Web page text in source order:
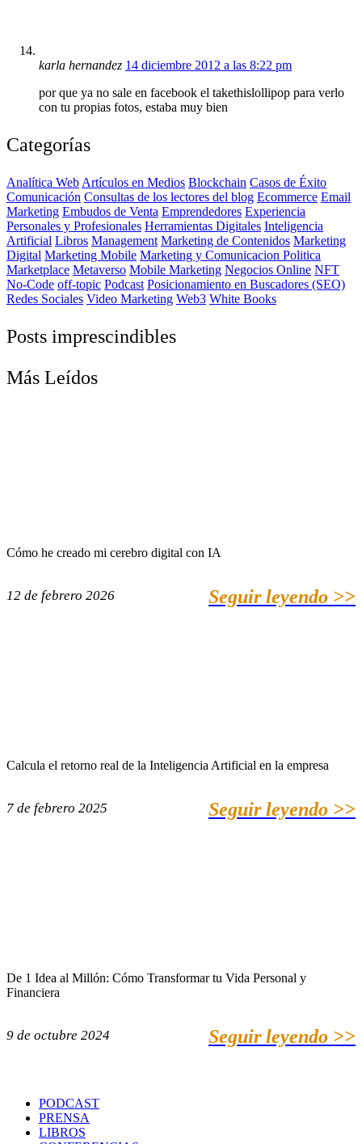
karla hernandez 14 diciembre 2012 a las 8:22 pm
por que ya no sale en facebook el takethislollipop para verlo
con tu propias fotos, estaba muy bien
Categorías
Analítica Web Artículos en Medios Blockchain Casos de Éxito
Comunicación Consultas de los lectores del blog Ecommerce Email
Marketing Embudos de Venta Emprendedores Experiencia
Personales y Profesionales Herramientas Digitales Inteligencia
Artificial Libros Management Marketing de Contenidos Marketing
Digital Marketing Mobile Marketing y Comunicacion Politica
Marketplace Metaverso Mobile Marketing Negocios Online NFT
No-Code off-topic Podcast Posicionamiento en Buscadores (SEO)
Redes Sociales Video Marketing Web3 White Books
Posts imprescindibles
Más Leídos
Cómo he creado mi cerebro digital con IA
12 de febrero 2026 Seguir leyendo >>
Calcula el retorno real de la Inteligencia Artificial en la empresa
7 de febrero 2025 Seguir leyendo >>
De 1 Idea al Millón: Cómo Transformar tu Vida Personal y
Financiera
9 de octubre 2024 Seguir leyendo >>
PODCAST
PRENSA
LIBROS